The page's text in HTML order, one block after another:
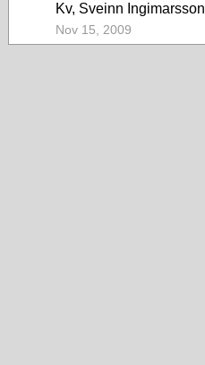
Kv, Sveinn Ingimarsson
Nov 15, 2009